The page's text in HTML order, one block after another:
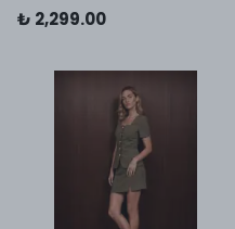
₺ 2,299.00